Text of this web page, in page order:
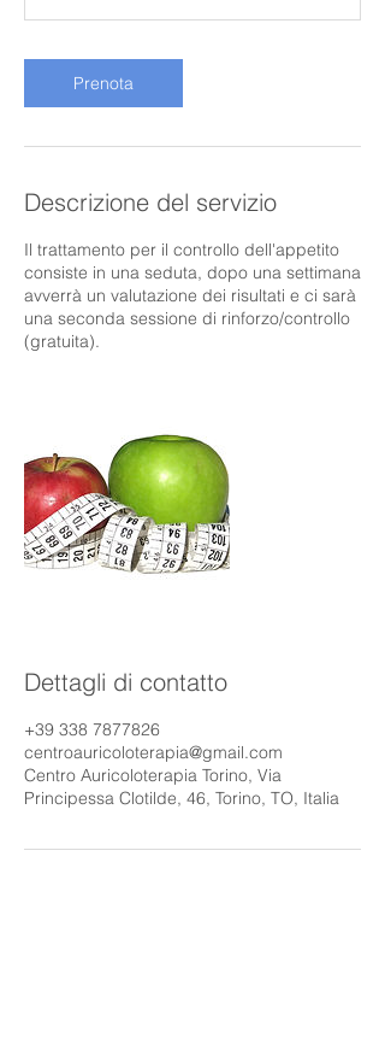
Prenota
Descrizione del servizio
Il trattamento per il controllo dell'appetito
consiste in una seduta, dopo una settimana
avverrà un valutazione dei risultati e ci sarà
una seconda sessione di rinforzo/controllo
(gratuita).
Dettagli di contatto
+39 338 7877826
centroauricoloterapia@gmail.com
Centro Auricoloterapia Torino, Via
Principessa Clotilde, 46, Torino, TO, Italia